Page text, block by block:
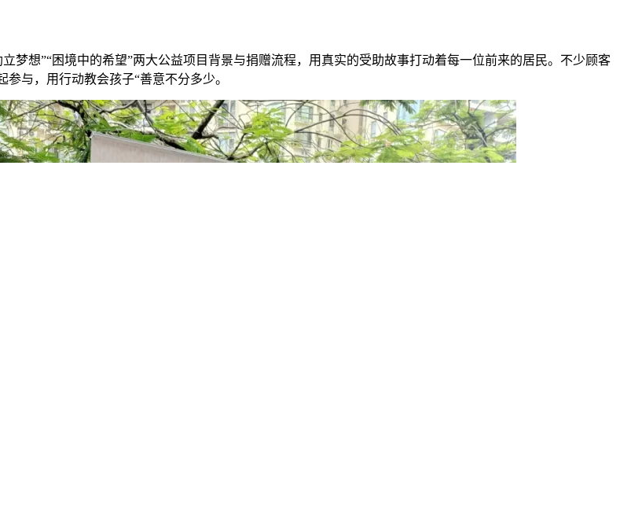
梦想”“困境中的希望”两大公益项目背景与捐赠流程，用真实的受助故事打动着每一位前来的居民。不少顾客
与，用行动教会孩子“善意不分多少。